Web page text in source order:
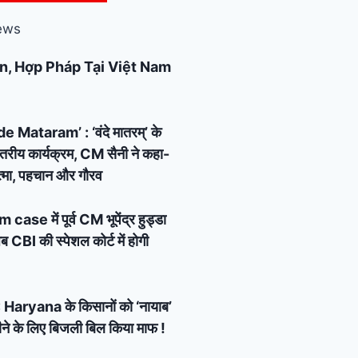
Hợp Pháp Tại Việt Nam
Mataram’ : ‘वंदे मातरम्’ के
कार्यक्रम, CM सैनी ने कहा-
पहचान और गौरव
में पूर्व CM भूपेंद्र हुड्डा
CBI की स्पेशल कोर्ट में होगी
के किसानों को ‘नायाब’
के लिए बिजली बिल किया माफ !